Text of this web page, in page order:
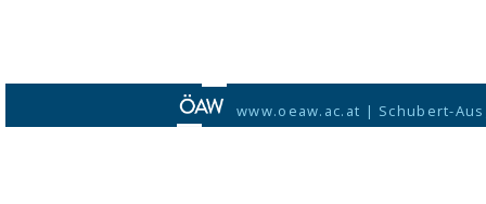
www.oeaw.ac.at | Schubert-